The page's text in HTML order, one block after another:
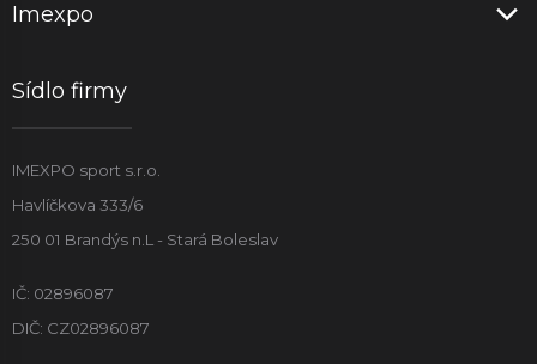
Imexpo
Sídlo firmy
IMEXPO sport s.r.o.
Havlíčkova 333/6
250 01 Brandýs n.L - Stará Boleslav
IČ: 02896087
DIČ: CZ02896087